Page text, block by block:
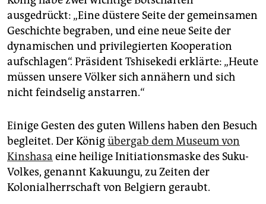
ausgedrückt: „Eine düstere Seite der gemeinsamen
Geschichte begraben, und eine neue Seite der
dynamischen und privilegierten Kooperation
aufschlagen“. Präsident Tshisekedi erklärte: „Heute
müssen unsere Völker sich annähern und sich
nicht feindselig anstarren.“
Einige Gesten des guten Willens haben den Besuch
begleitet. Der Königübergab dem Museum von
Kinshasa eine heilige Initiationsmaske des Suku-
Volkes, genannt Kakuungu, zu Zeiten der
Kolonialherrschaft von Belgiern geraubt.